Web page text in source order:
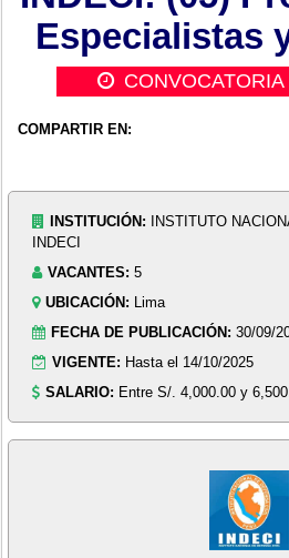
Especialistas
COMPARTIR EN:
INSTITUCIÓN: INSTITUTO
INDECI
VACANTES: 5
UBICACIÓN: Lima
FECHA DE PUBLICACIÓN: 30/09/
VIGENTE: Hasta el 14/10/2025
SALARIO: Entre S/. 4,000.00 y